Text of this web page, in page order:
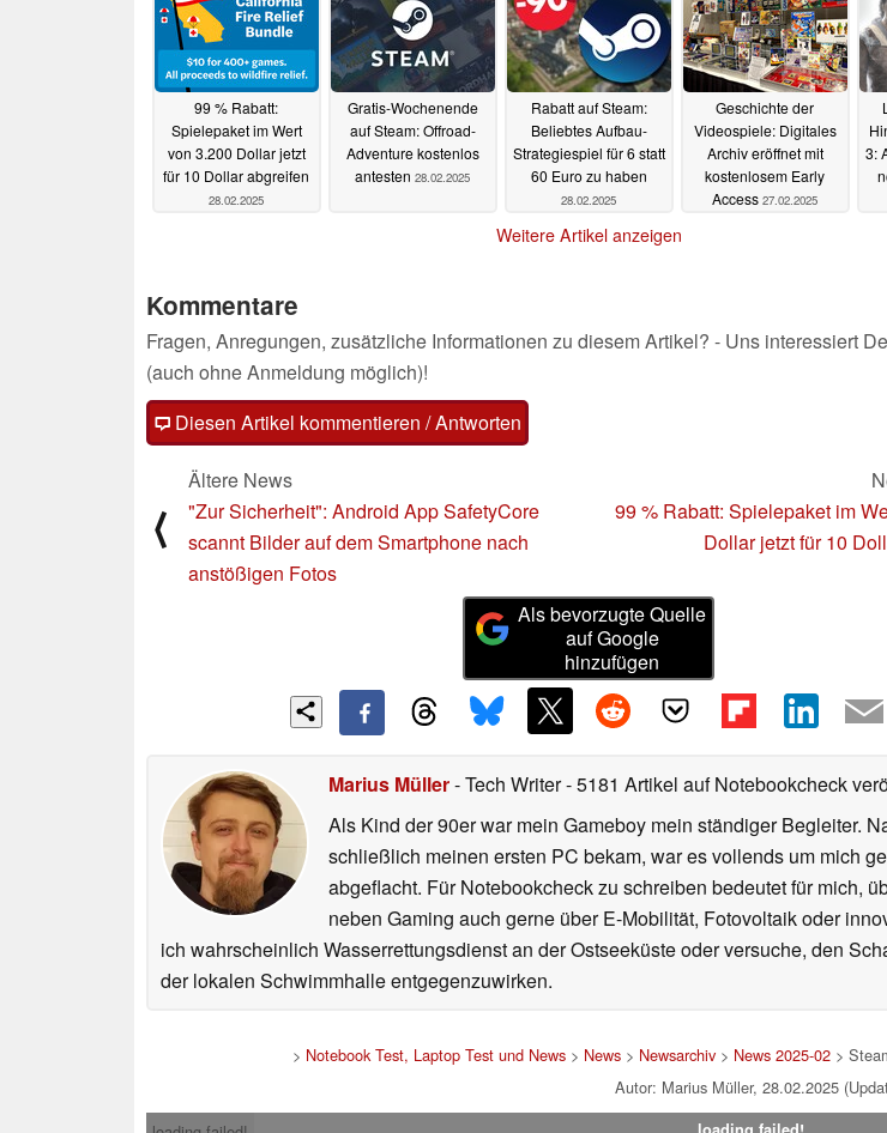
99 % Rabatt:
Spielepaket im Wert
von 3.200 Dollar jetzt
für 10 Dollar abgreifen
28.02.2025
Gratis-Wochenende
auf Steam: Offroad-
Adventure kostenlos
antesten 28.02.2025
Rabatt auf Steam:
Beliebtes Aufbau-
Strategiespiel für 6 statt
60 Euro zu haben
28.02.2025
Geschichte der
Videospiele: Digitales
Archiv eröffnet mit
kostenlosem Early
Access 27.02.2025
3:
Weitere Artikel anzeigen
Kommentare
Fragen, Anregungen, zusätzliche Informationen zu diesem Artikel? - Uns interessiert
(auch ohne Anmeldung möglich)!
Diesen Artikel kommentieren / Antworten
⟨
Ältere News
"Zur Sicherheit": Android App SafetyCore
scannt Bilder auf dem Smartphone nach
anstößigen Fotos
99 % Rabatt: Spielepaket im
Dollar jetzt für 10
Als bevorzugte Quelle
auf Google
hinzufügen
Marius Müller- Tech Writer- 5181 Artikel auf Notebookcheck
Als Kind der 90er war mein Gameboy mein ständiger Begleiter.
schließlich meinen ersten PC bekam, war es vollends um mich
abgeflacht. Für Notebookcheck zu schreiben bedeutet für mich,
neben Gaming auch gerne über E-Mobilität, Fotovoltaik oder
ich wahrscheinlich Wasserrettungsdienst an der Ostseeküste oder versuche, den
der lokalen Schwimmhalle entgegenzuwirken.
> Notebook Test, Laptop Test und News> News> Newsarchiv> News 2025-02>
Autor: Marius Müller, 28.02.2025